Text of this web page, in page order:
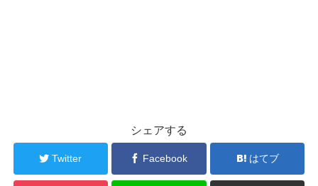
シェアする
Twitter Facebook はてブ